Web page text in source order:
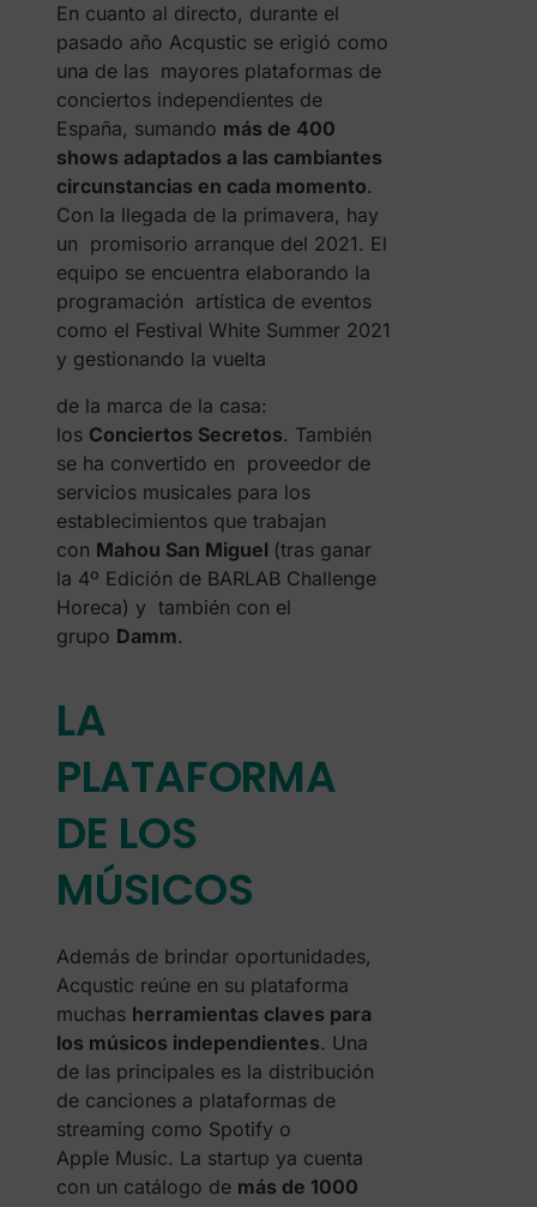
En cuanto al directo, durante el
pasado año Acqustic se erigió como
una de las mayores plataformas de
conciertos independientes de
España, sumando más de 400
shows adaptados a las cambiantes
circunstancias en cada momento.
Con la llegada de la primavera, hay
un promisorio arranque del 2021. El
equipo se encuentra elaborando la
programación artística de eventos
como el Festival White Summer 2021
y gestionando la vuelta
de la marca de la casa:
los Conciertos Secretos. También
se ha convertido en proveedor de
servicios musicales para los
establecimientos que trabajan
con Mahou San Miguel (tras ganar
la 4º Edición de BARLAB Challenge
Horeca) y también con el
grupo Damm.
LA
PLATAFORMA
DE LOS
MÚSICOS
Además de brindar oportunidades,
Acqustic reúne en su plataforma
muchas herramientas claves para
los músicos independientes. Una
de las principales es la distribución
de canciones a plataformas de
streaming como Spotify o
Apple Music. La startup ya cuenta
con un catálogo de más de 1000